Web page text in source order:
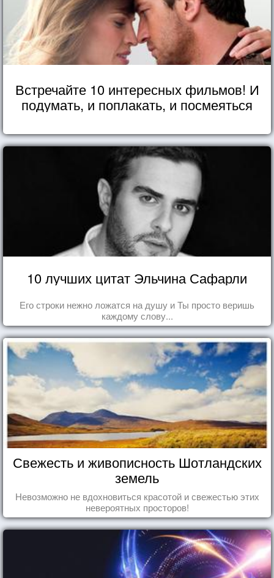
Встречайте 10 интересных фильмов! И
подумать, и поплакать, и посмеяться
10 лучших цитат Эльчина Сафарли
Его строки нежно ложатся на душу и Ты просто веришь
каждому слову...
Свежесть и живописность Шотландских
земель
Невозможно не вдохновиться красотой и свежестью этих
невероятных просторов!